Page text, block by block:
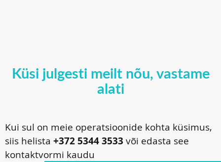
Küsi julgesti meilt nõu, vastame
alati
Kui sul on meie operatsioonide kohta küsimus,
siis helista +372 5344 3533 või edasta see
kontaktvormi kaudu